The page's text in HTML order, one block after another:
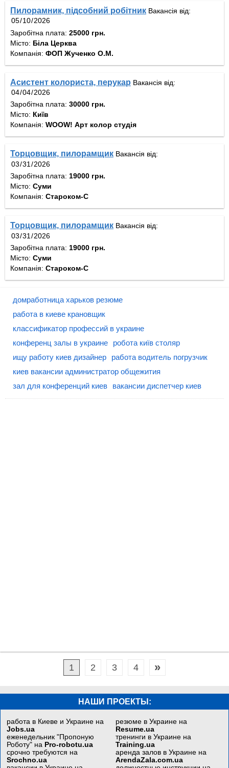
Пилорамник, підсобний робітник Вакансія від:
Заробітна плата: 25000 грн.
Місто: Біла Церква
Компанія: ФОП Жученко О.М.
Асистент колориста, перукар Вакансія від:
Заробітна плата: 30000 грн.
Місто: Київ
Компанія: WOOW! Арт колор студія
Торцовщик, пилорамщик Вакансія від:
Заробітна плата: 19000 грн.
Місто: Суми
Компанія: Староком-С
Торцовщик, пилорамщик Вакансія від:
Заробітна плата: 19000 грн.
Місто: Суми
Компанія: Староком-С
домработница харьков резюме
работа в киеве крановщик
классификатор профессий в украине
конференц залы в украине
робота київ столяр
ищу работу киев дизайнер
работа водитель погрузчик
киев вакансии администратор общежития
зал для конференций киев
вакансии диспетчер киев
1 2 3 4 »
НАШИ ПРОЕКТЫ:
работа в Киеве и Украине на
Jobs.ua
еженедельник "Пропоную
Роботу" на Pro-robotu.ua
срочно требуются на
Srochno.ua
резюме в Украине на
Resume.ua
тренинги в Украине на
Training.ua
аренда залов в Украине на
ArendaZala.com.ua